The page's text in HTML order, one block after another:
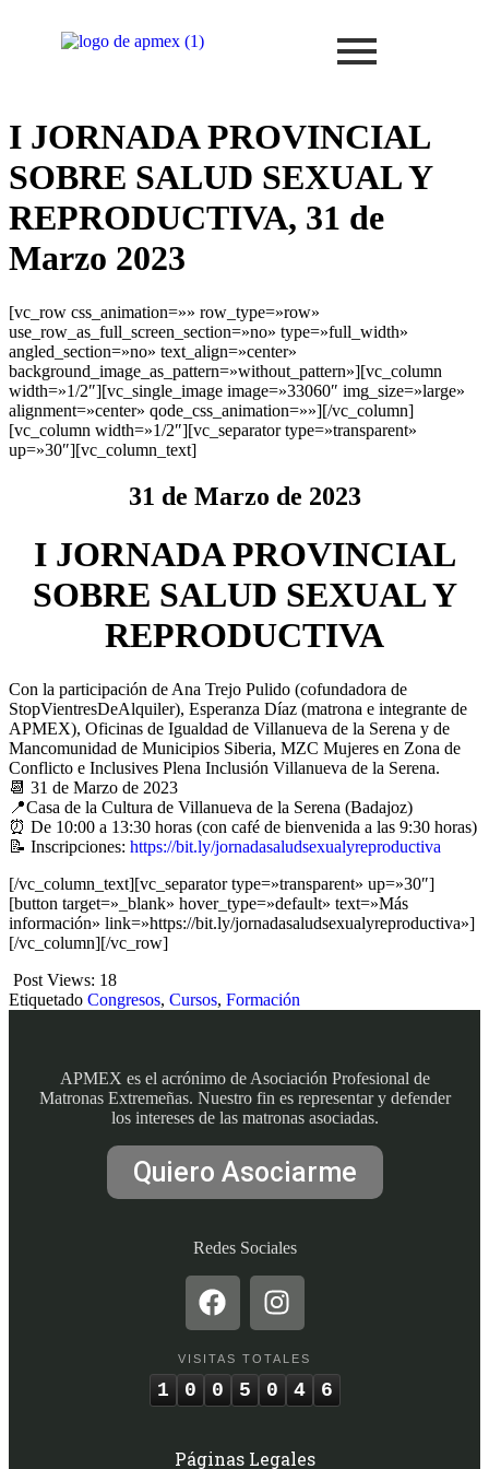
I JORNADA PROVINCIAL
SOBRE SALUD SEXUAL Y
REPRODUCTIVA, 31 de
Marzo 2023
[vc_row css_animation=»» row_type=»row»
use_row_as_full_screen_section=»no» type=»full_width»
angled_section=»no» text_align=»center»
background_image_as_pattern=»without_pattern»][vc_column
width=»1/2″][vc_single_image image=»33060″ img_size=»large»
alignment=»center» qode_css_animation=»»][/vc_column]
[vc_column width=»1/2″][vc_separator type=»transparent»
up=»30″][vc_column_text]
31 de Marzo de 2023
I JORNADA PROVINCIAL
SOBRE SALUD SEXUAL Y
REPRODUCTIVA
Con la participación de Ana Trejo Pulido (cofundadora de
StopVientresDeAlquiler), Esperanza Díaz (matrona e integrante de
APMEX), Oficinas de Igualdad de Villanueva de la Serena y de
Mancomunidad de Municipios Siberia, MZC Mujeres en Zona de
Conflicto e Inclusives Plena Inclusión Villanueva de la Serena.
📆 31 de Marzo de 2023
📍Casa de la Cultura de Villanueva de la Serena (Badajoz)
⏰ De 10:00 a 13:30 horas (con café de bienvenida a las 9:30 horas)
📝 Inscripciones: https://bit.ly/jornadasaludsexualyreproductiva
[/vc_column_text][vc_separator type=»transparent» up=»30″]
[button target=»_blank» hover_type=»default» text=»Más
información» link=»https://bit.ly/jornadasaludsexualyreproductiva»]
[/vc_column][/vc_row]
Post Views: 18
Etiquetado Congresos, Cursos, Formación
APMEX es el acrónimo de Asociación Profesional de
Matronas Extremeñas. Nuestro fin es representar y defender
los intereses de las matronas asociadas.
Quiero Asociarme
Redes Sociales
VISITAS TOTALES
1 0 0 5 0 4 6
Páginas Legales